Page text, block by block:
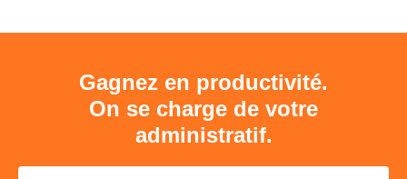
Gagnez en productivité.
On se charge de votre
administratif.